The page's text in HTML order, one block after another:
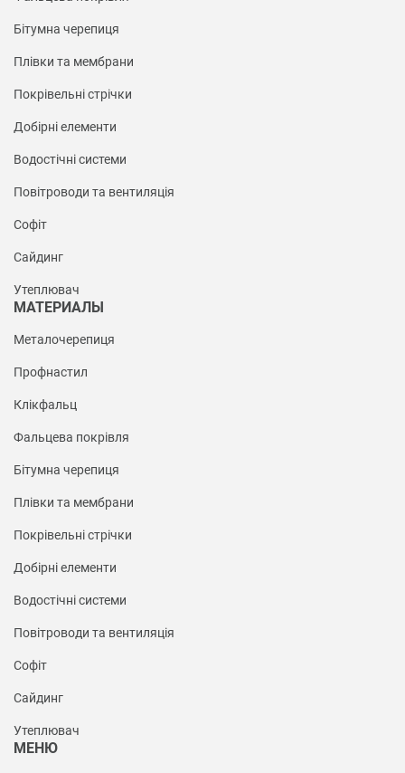
Бітумна черепиця
Плівки та мембрани
Покрівельні стрічки
Добірні елементи
Водостічні системи
Повітроводи та вентиляція
Софіт
Сайдинг
Утеплювач
МАТЕРИАЛЫ
Металочерепиця
Профнастил
Клікфальц
Фальцева покрівля
Бітумна черепиця
Плівки та мембрани
Покрівельні стрічки
Добірні елементи
Водостічні системи
Повітроводи та вентиляція
Софіт
Сайдинг
Утеплювач
МЕНЮ